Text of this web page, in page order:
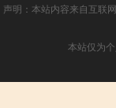
声明：本站内容来自互联
本站仅为